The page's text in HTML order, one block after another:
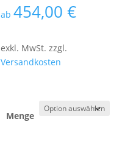
ab454,00€
exkl. MwSt. zzgl.
Versandkosten
Menge